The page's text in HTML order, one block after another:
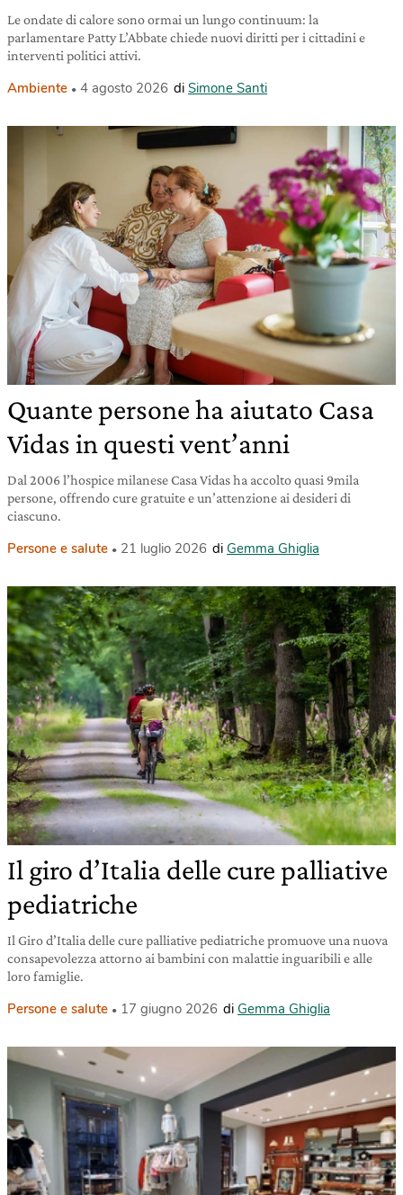
Le ondate di calore sono ormai un lungo continuum: la
parlamentare Patty L’Abbate chiede nuovi diritti per i cittadini e
interventi politici attivi.
Ambiente 4 agosto 2026 di Simone Santi
Quante persone ha aiutato Casa
Vidas in questi vent’anni
Dal 2006 l’hospice milanese Casa Vidas ha accolto quasi 9mila
persone, offrendo cure gratuite e un’attenzione ai desideri di
ciascuno.
Persone e salute 21 luglio 2026 di Gemma Ghiglia
Il giro d’Italia delle cure palliative
pediatriche
Il Giro d’Italia delle cure palliative pediatriche promuove una nuova
consapevolezza attorno ai bambini con malattie inguaribili e alle
loro famiglie.
Persone e salute 17 giugno 2026 di Gemma Ghiglia